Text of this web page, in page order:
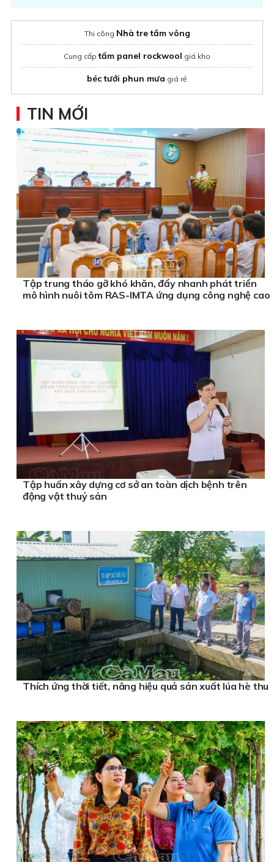
Thi công Nhà tre tầm vông
Cung cấptấm panel rockwool giá kho
béc tưới phun mưa giá rẻ
TIN MỚI
Tập trung tháo gỡ khó khăn, đẩy nhanh phát triển
mô hình nuôi tôm RAS-IMTA ứng dụng công nghệ cao
Tập huấn xây dựng cơ sở an toàn dịch bệnh trên
động vật thuỷ sản
Thích ứng thời tiết, nâng hiệu quả sản xuất lúa hè thu